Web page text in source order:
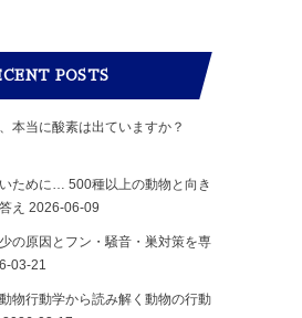
POSTS
本当に酸素は出ていますか？
ために… 500種以上の動物と向き
え 2026-06-09
の原因とフン・騒音・巣対策を専
03-21
物行動学から読み解く動物の行動